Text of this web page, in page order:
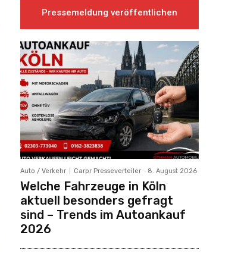
Pressemeldung veröffentlichen
Auto / Verkehr Carpr Presseverteiler - 8. August 2026
Welche Fahrzeuge in Köln
aktuell besonders gefragt
sind – Trends im Autoankauf
2026